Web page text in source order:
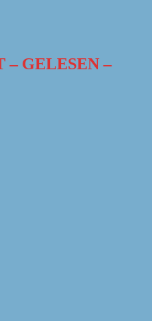
– GELESEN –